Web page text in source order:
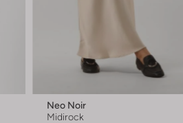
Neo Noir
Midirock